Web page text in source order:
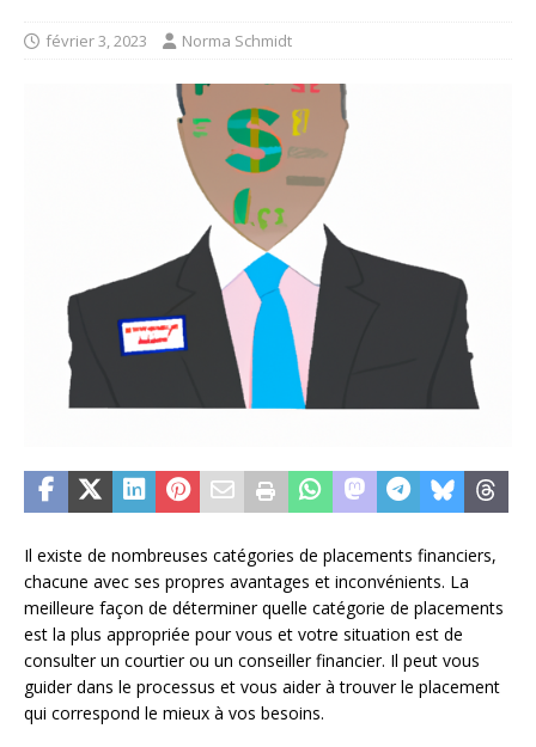
février 3, 2023 Norma Schmidt
Il existe de nombreuses catégories de placements financiers,
chacune avec ses propres avantages et inconvénients. La
meilleure façon de déterminer quelle catégorie de placements
est la plus appropriée pour vous et votre situation est de
consulter un courtier ou un conseiller financier. Il peut vous
guider dans le processus et vous aider à trouver le placement
qui correspond le mieux à vos besoins.